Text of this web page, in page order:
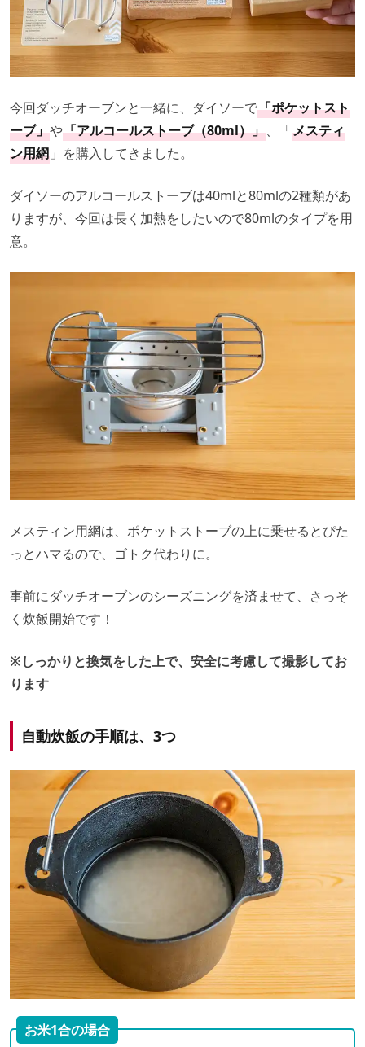
今回ダッチオーブンと一緒に、ダイソーで「ポケットスト
ーブ」や「アルコールストーブ（80ml）」、「メスティ
ン用網 」を購入してきました。
ダイソーのアルコールストーブは40mlと80mlの2種類があ
りますが、今回は長く加熱をしたいので80mlのタイプを用
意。
メスティン用網は、ポケットストーブの上に乗せるとぴた
っとハマるので、ゴトク代わりに。
事前にダッチオーブンのシーズニングを済ませて、さっそ
く炊飯開始です！
※しっかりと換気をした上で、安全に考慮して撮影してお
ります
自動炊飯の手順は、3つ
お米1合の場合